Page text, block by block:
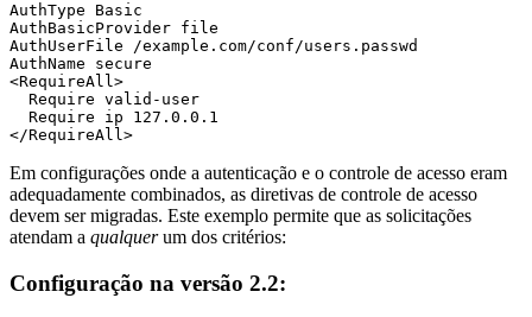
AuthType Basic
AuthBasicProvider file
AuthUserFile /example.com/conf/users.passwd
AuthName secure
<RequireAll>
  Require valid-user
  Require ip 127.0.0.1
</RequireAll>
Em configurações onde a autenticação e o controle de acesso eram
adequadamente combinados, as diretivas de controle de acesso
devem ser migradas. Este exemplo permite que as solicitações
atendam a qualquerum dos critérios:
Configuração na versão 2.2: